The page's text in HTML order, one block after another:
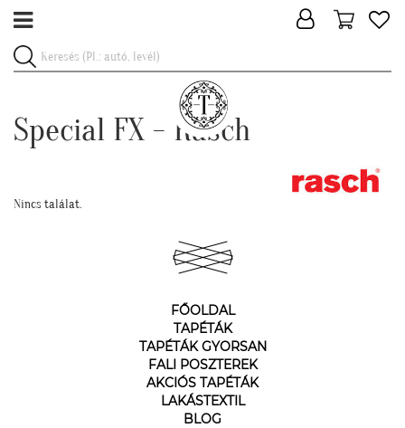
Special FX - Rasch
Nincs találat.
FŐOLDAL
TAPÉTÁK
TAPÉTÁK GYORSAN
FALI POSZTEREK
AKCIÓS TAPÉTÁK
LAKÁSTEXTIL
BLOG